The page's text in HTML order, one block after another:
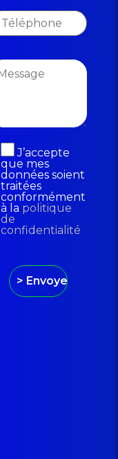
J’accepte
que mes
données soient
traitées
conformément
à la politique
de
confidentialité